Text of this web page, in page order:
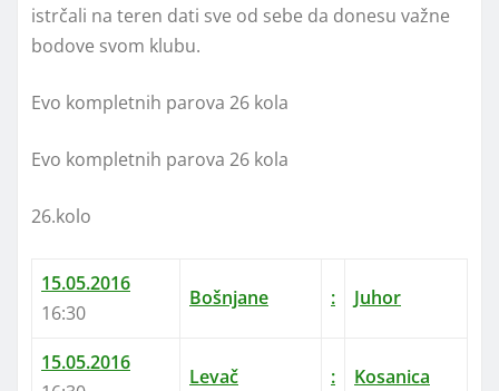
istrčali na teren dati sve od sebe da donesu važne
bodove svom klubu.
Evo kompletnih parova 26 kola
Evo kompletnih parova 26 kola
26.kolo
15.05.2016
16:30
Bošnjane : Juhor
15.05.2016
Levač : Kosanica